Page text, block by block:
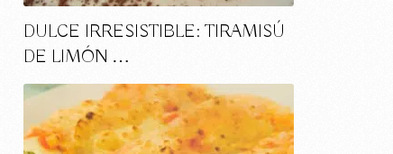
DULCE IRRESISTIBLE: TIRAMISÚ
DE LIMÓN …